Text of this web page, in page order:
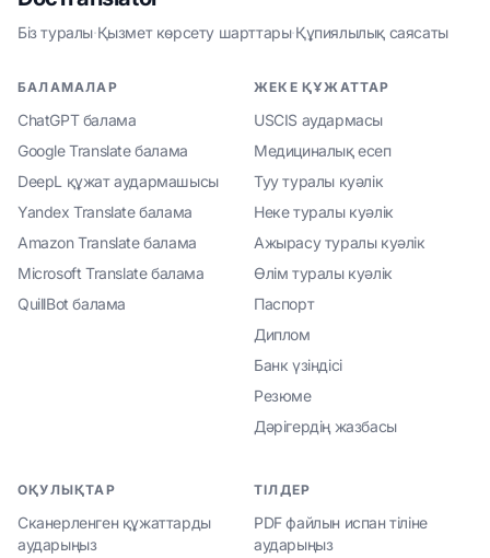
Біз туралы·Қызмет көрсету шарттары·Құпиялылық саясаты
БАЛАМАЛАР
ChatGPT балама
Google Translate балама
DeepL құжат аудармашысы
Yandex Translate балама
Amazon Translate балама
Microsoft Translate балама
QuillBot балама
ЖЕКЕ ҚҰЖАТТАР
USCIS аудармасы
Медициналық есеп
Туу туралы куәлік
Неке туралы куәлік
Ажырасу туралы куәлік
Өлім туралы куәлік
Паспорт
Диплом
Банк үзіндісі
Резюме
Дәрігердің жазбасы
ОҚУЛЫҚТАР
Сканерленген құжаттарды
аударыңыз
ТІЛДЕР
PDF файлын испан тіліне
аударыңыз